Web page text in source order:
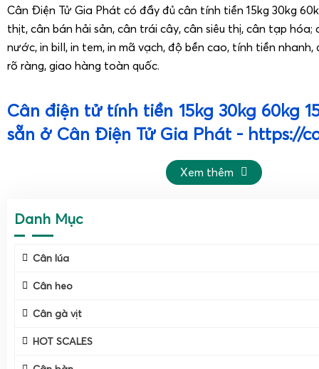
Danh Mục
Cân lúa
Cân heo
Cân gà vịt
HOT SCALES
Cân Điện Tử Gia Phát có đầy đủ cân tính tiền 15kg 30kg
thịt, cân bán hải sản, cân trái cây, cân siêu thị, cân tạp hóa;
nước, in bill, in tem, in mã vạch, độ bền cao, tính tiền nhanh,
rõ ràng, giao hàng toàn quốc.
Cân điện tử tính tiền 15kg 30kg 60kg
sẵn ở Cân Điện Tử Gia Phát - https://
Cân điện tử tính tiền là gì và sử dụng cân tính
thịt cá hải sản có bền không?
Xem thêm